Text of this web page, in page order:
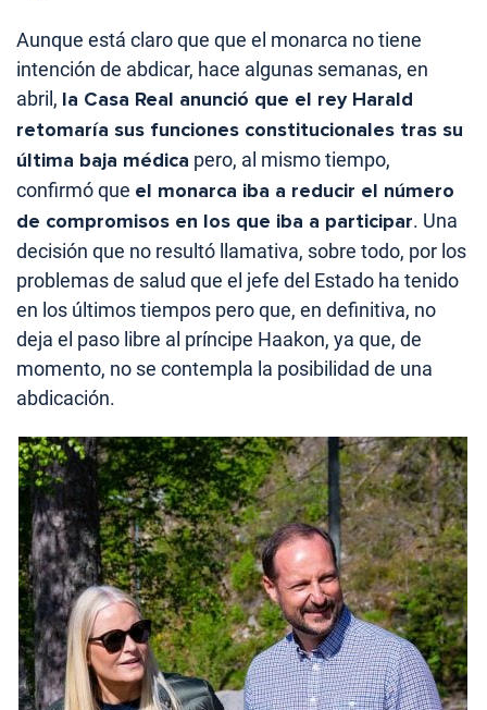
Aunque está claro que que el monarca no tiene
intención de abdicar, hace algunas semanas, en
abril, la Casa Real anunció que el rey Harald
retomaría sus funciones constitucionales tras su
última baja médica pero, al mismo tiempo,
confirmó que el monarca iba a reducir el número
de compromisos en los que iba a participar. Una
decisión que no resultó llamativa, sobre todo, por los
problemas de salud que el jefe del Estado ha tenido
en los últimos tiempos pero que, en definitiva, no
deja el paso libre al príncipe Haakon, ya que, de
momento, no se contempla la posibilidad de una
abdicación.